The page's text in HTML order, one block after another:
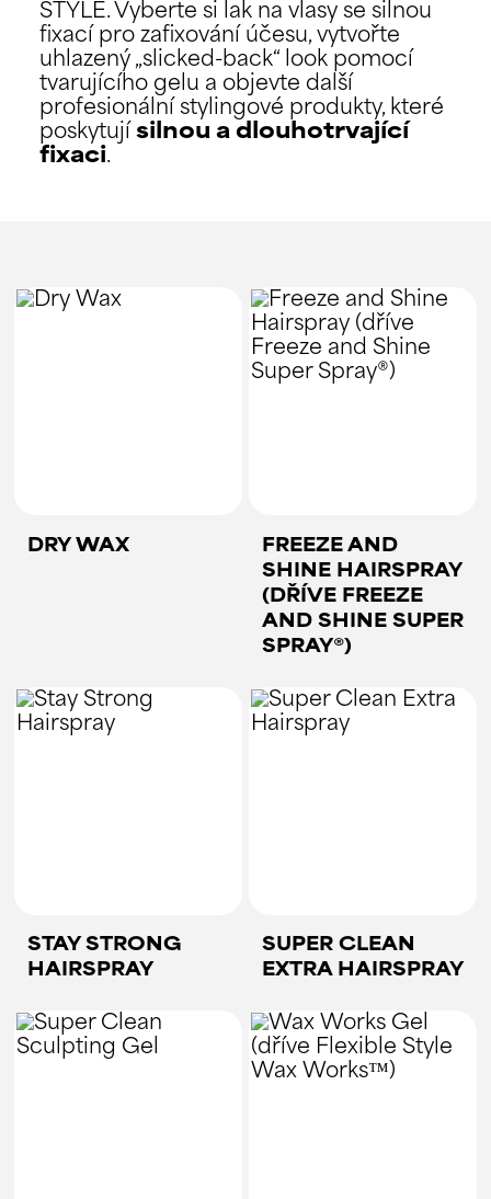
STYLE. Vyberte si lak na vlasy se silnou
fixací pro zafixování účesu, vytvořte
uhlazený „slicked-back“ look pomocí
tvarujícího gelu a objevte další
profesionální stylingové produkty, které
poskytují silnou a dlouhotrvající
fixaci.
DRY WAX
FREEZE AND
SHINE HAIRSPRAY
(DŘÍVE FREEZE
AND SHINE SUPER
SPRAY®)
STAY STRONG
HAIRSPRAY
SUPER CLEAN
EXTRA HAIRSPRAY